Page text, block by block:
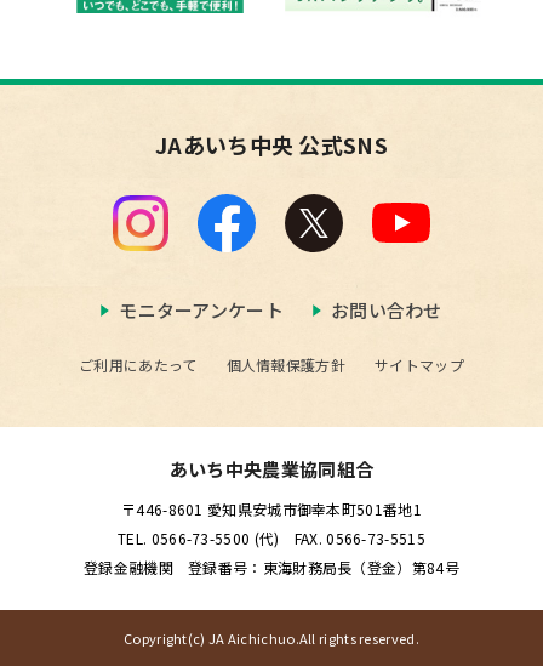
JAあいち中央 公式SNS
モニターアンケート お問い合わせ
ご利用にあたって 個人情報保護方針 サイトマップ
あいち中央農業協同組合
〒446-8601 愛知県安城市御幸本町501番地1
TEL. 0566-73-5500 (代) FAX. 0566-73-5515
登録金融機関 登録番号：東海財務局長（登金）第84号
Copyright(c) JA Aichichuo.All rights reserved.